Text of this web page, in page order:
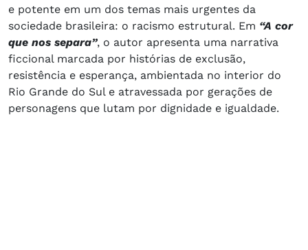
e potente em um dos temas mais urgentes da
sociedade brasileira: o racismo estrutural. Em “A cor
que nos separa”, o autor apresenta uma narrativa
ficcional marcada por histórias de exclusão,
resistência e esperança, ambientada no interior do
Rio Grande do Sul e atravessada por gerações de
personagens que lutam por dignidade e igualdade.